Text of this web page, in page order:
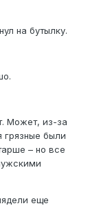
на бутылку.
Может, из-за
грязные были
– но все
еще